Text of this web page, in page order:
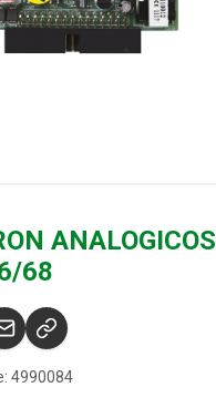
ANALOGICOS
68
4990084